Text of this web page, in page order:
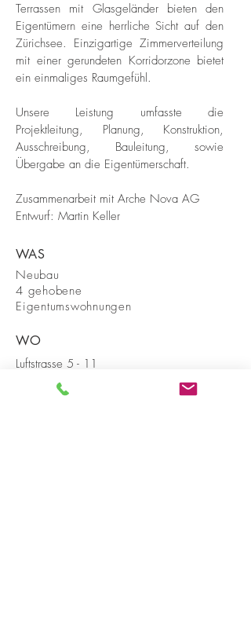
Terrassen mit Glasgeländer bieten den
Eigentümern eine herrliche Sicht auf den
Zürichsee. Einzigartige Zimmerverteilung
mit einer gerundeten Korridorzone bietet
ein einmaliges Raumgefühl.
Unsere Leistung umfasste die
Projektleitung, Planung, Konstruktion,
Ausschreibung, Bauleitung, sowie
Übergabe an die Eigentümerschaft.
Zusammenarbeit mit Arche Nova AG
Entwurf: Martin Keller
WAS
Neubau
4 gehobene
Eigentumswohnungen
WO
Luftstrasse 5 - 11
8706 Meilen